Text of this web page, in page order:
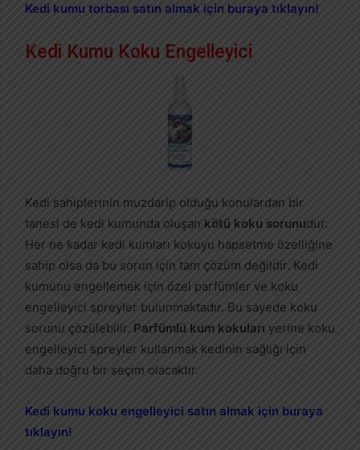
Kedi kumu torbası satın almak için buraya tıklayın!
Kedi Kumu Koku Engelleyici
Kedi sahiplerinin muzdarip olduğu konulardan bir
tanesi de kedi kumunda oluşan kötü koku sorunudur.
Her ne kadar kedi kumları kokuyu hapsetme özelliğine
sahip olsa da bu sorun için tam çözüm değildir. Kedi
kumunu engellemek için özel parfümler ve koku
engelleyici spreyler bulunmaktadır. Bu sayede koku
sorunu çözülebilir. Parfümlü kum kokuları yerine koku
engelleyici spreyler kullanmak kedinin sağlığı için
daha doğru bir seçim olacaktır.
Kedi kumu koku engelleyici satın almak için buraya
tıklayın!